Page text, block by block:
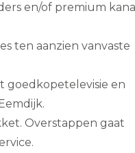
en/of premium
ten aanzien vanvaste
goedkopetelevisie en
Overstappen gaat